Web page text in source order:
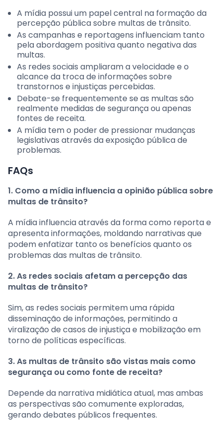
A mídia possui um papel central na formação da
percepção pública sobre multas de trânsito.
As campanhas e reportagens influenciam tanto
pela abordagem positiva quanto negativa das
multas.
As redes sociais ampliaram a velocidade e o
alcance da troca de informações sobre
transtornos e injustiças percebidas.
Debate-se frequentemente se as multas são
realmente medidas de segurança ou apenas
fontes de receita.
A mídia tem o poder de pressionar mudanças
legislativas através da exposição pública de
problemas.
FAQs
1. Como a mídia influencia a opinião pública sobre
multas de trânsito?
A mídia influencia através da forma como reporta e
apresenta informações, moldando narrativas que
podem enfatizar tanto os benefícios quanto os
problemas das multas de trânsito.
2. As redes sociais afetam a percepção das
multas de trânsito?
Sim, as redes sociais permitem uma rápida
disseminação de informações, permitindo a
viralização de casos de injustiça e mobilização em
torno de políticas específicas.
3. As multas de trânsito são vistas mais como
segurança ou como fonte de receita?
Depende da narrativa midiática atual, mas ambas
as perspectivas são comumente exploradas,
gerando debates públicos frequentes.